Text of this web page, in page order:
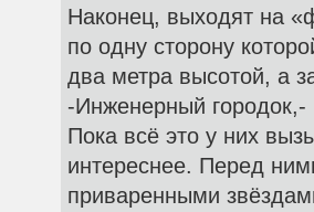
Наконец, выходят на
по одну сторону
два метра высотой, а
-Инженерный городок,-
Пока всё это у них
интереснее. Перед
приваренными